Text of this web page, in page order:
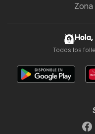
Zona
Hola,
Todos los